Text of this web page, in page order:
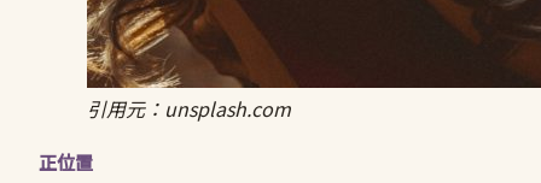
引用元：unsplash.com
正位置